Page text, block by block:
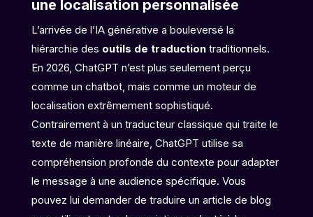
une localisation personnalisée
L’arrivée de l’IA générative a bouleversé la
hiérarchie des outils de traductiontraditionnels.
En 2026, ChatGPT n’est plus seulement perçu
comme un chatbot, mais comme un moteur de
localisation extrêmement sophistiqué.
Contrairement à un traducteur classique qui traite le
texte de manière linéaire, ChatGPT utilise sa
compréhension profonde du contexte pour adapter
le message à une audience spécifique. Vous
pouvez lui demander de traduire un article de blog